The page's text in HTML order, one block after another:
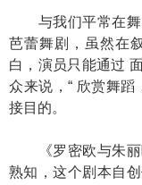
与我们平常在舞
芭蕾舞剧，虽然在
白，演员只能通过
众来说，“ 欣赏舞蹈
接目的。
《罗密欧与朱丽
熟知，这个剧本自